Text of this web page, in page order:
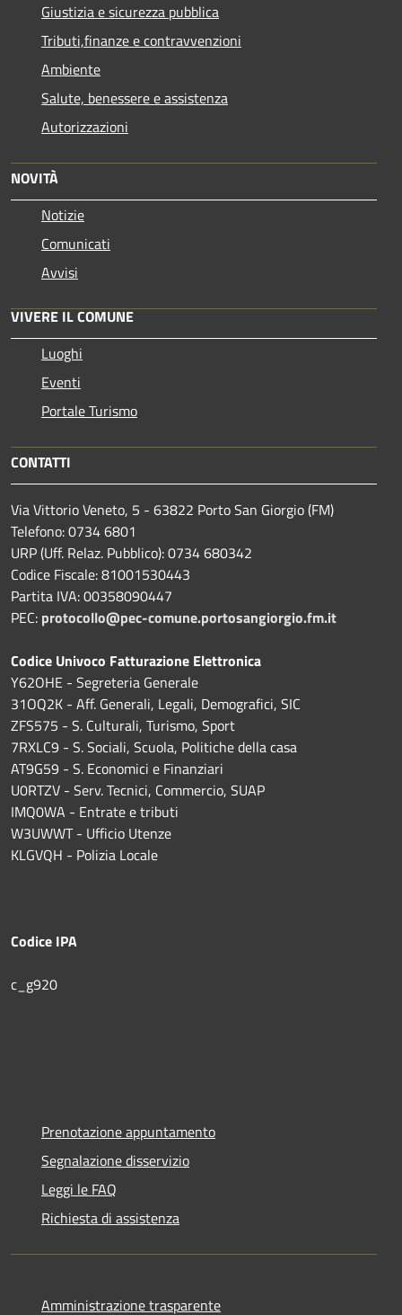
Giustizia e sicurezza pubblica
Tributi,finanze e contravvenzioni
Ambiente
Salute, benessere e assistenza
Autorizzazioni
NOVITÀ
Notizie
Comunicati
Avvisi
VIVERE IL COMUNE
Luoghi
Eventi
Portale Turismo
CONTATTI
Via Vittorio Veneto, 5 - 63822 Porto San Giorgio (FM)
Telefono: 0734 6801
URP (Uff. Relaz. Pubblico): 0734 680342
Codice Fiscale: 81001530443
Partita IVA: 00358090447
PEC: protocollo@pec-comune.portosangiorgio.fm.it
Codice Univoco Fatturazione Elettronica
Y62OHE - Segreteria Generale
31OQ2K - Aff. Generali, Legali, Demografici, SIC
ZFS575 - S. Culturali, Turismo, Sport
7RXLC9 - S. Sociali, Scuola, Politiche della casa
AT9G59 - S. Economici e Finanziari
U0RTZV - Serv. Tecnici, Commercio, SUAP
IMQ0WA - Entrate e tributi
W3UWWT - Ufficio Utenze
KLGVQH - Polizia Locale
Codice IPA
c_g920
Prenotazione appuntamento
Segnalazione disservizio
Leggi le FAQ
Richiesta di assistenza
Amministrazione trasparente